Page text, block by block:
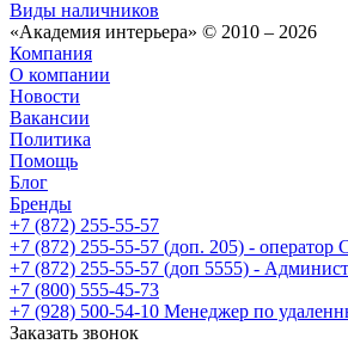
Виды наличников
«Академия интерьера» © 2010 – 2026
Компания
О компании
Новости
Вакансии
Политика
Помощь
Блог
Бренды
+7 (872) 255-55-57
+7 (872) 255-55-57 (доп. 205) - оператор
+7 (872) 255-55-57 (доп 5555) -
+7 (800) 555-45-73
+7 (928) 500-54-10 Менеджер по
Заказать звонок